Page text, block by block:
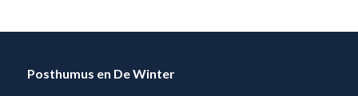
Posthumus en De Winter